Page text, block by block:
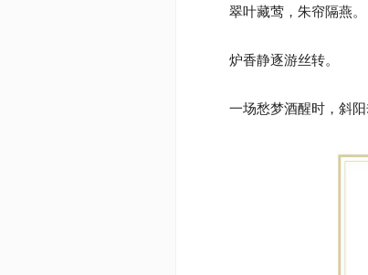
翠叶藏莺，朱帘隔燕。
炉香静逐游丝转。
一场愁梦酒醒时，斜阳